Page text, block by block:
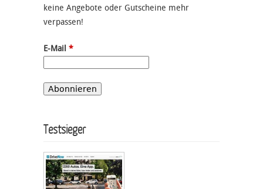
keine Angebote oder Gutscheine mehr
verpassen!
E-Mail *
Testsieger